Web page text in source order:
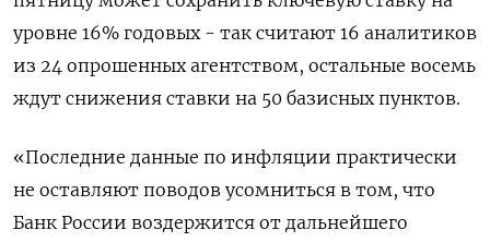
уровне 16% годовых - так считают 16 аналитиков
из 24 опрошенных агентством, остальные восемь
ждут снижения ставки на 50 базисных пунктов.
«Последние данные ‍по инфляции практически
не оставляют поводов усомниться в том, что
Банк России воздержится от дальнейшего